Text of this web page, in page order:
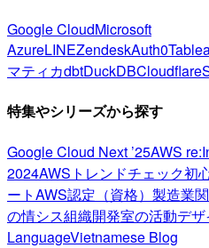
Google CloudMicrosoft
AzureLINEZendeskAuth0
マティカdbtDuckDBCloudflare
特集やシリーズから探す
Google Cloud Next ’25AWS
2024AWSトレンドチェック初
ートAWS認定（資格） 製造業
の情シス組織開発室の活動デ
LanguageVietnamese Blog